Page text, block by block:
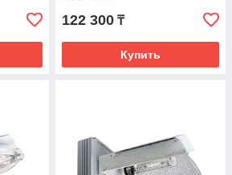
122 300 ₸
Купить